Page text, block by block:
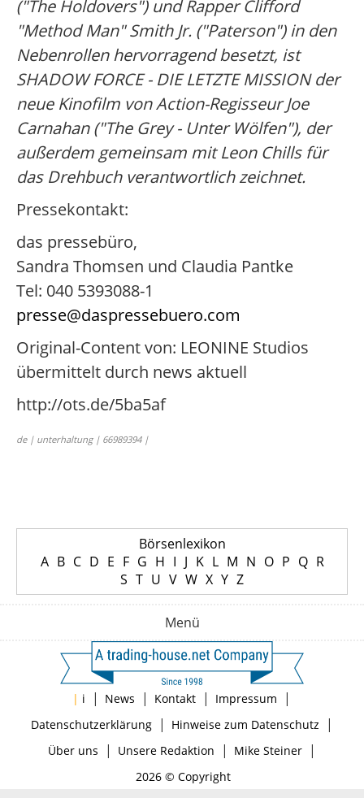
("The Holdovers") und Rapper Clifford
"Method Man" Smith Jr. ("Paterson") in den
Nebenrollen hervorragend besetzt, ist
SHADOW FORCE - DIE LETZTE MISSION der
neue Kinofilm von Action-Regisseur Joe
Carnahan ("The Grey - Unter Wölfen"), der
außerdem gemeinsam mit Leon Chills für
das Drehbuch verantwortlich zeichnet.
Pressekontakt:
das pressebüro,
Sandra Thomsen und Claudia Pantke
Tel: 040 5393088-1
presse@daspressebuero.com
Original-Content von: LEONINE Studios
übermittelt durch news aktuell
http://ots.de/5ba5af
de | unterhaltung | 66989394 |
Börsenlexikon
A B C D E F G H I J K L M N O P Q R
S T U V W X Y Z
Menü
| i | News | Kontakt | Impressum |
Datenschutzerklärung| Hinweise zum Datenschutz |
Über uns | Unsere Redaktion | Mike Steiner|
2026 © Copyright